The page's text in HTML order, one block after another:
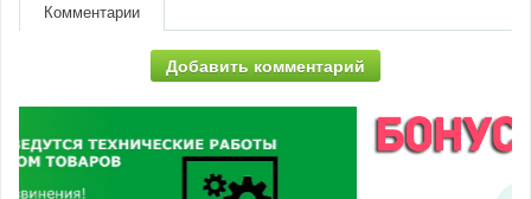
Комментарии
Добавить комментарий